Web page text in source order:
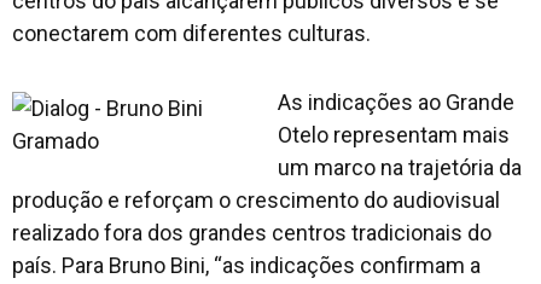
conectarem com diferentes culturas.
As indicações ao Grande
Otelo representam mais
um marco na trajetória da
produção e reforçam o crescimento do audiovisual
realizado fora dos grandes centros tradicionais do
país. Para Bruno Bini, “as indicações confirmam a